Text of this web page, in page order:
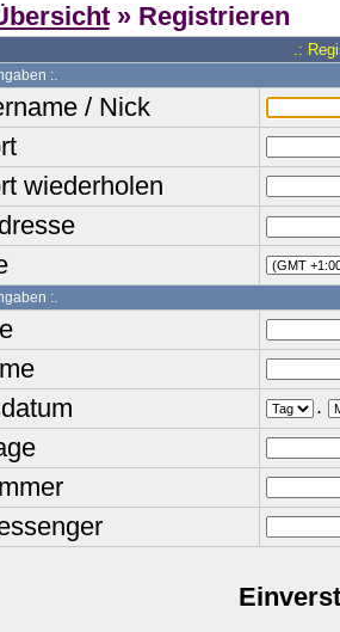
» Registrieren
.:
:.
/ Nick
wiederholen
:.
.